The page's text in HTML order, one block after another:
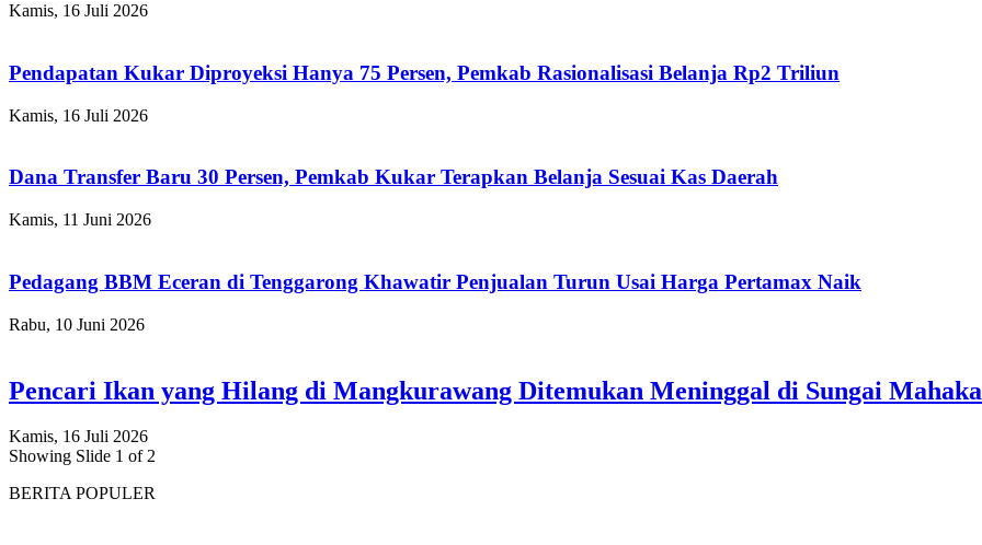
Kamis, 16 Juli 2026
Pendapatan Kukar Diproyeksi Hanya 75 Persen, Pemkab Rasionalisasi Belanja Rp2 Triliun
Kamis, 16 Juli 2026
Dana Transfer Baru 30 Persen, Pemkab Kukar Terapkan Belanja Sesuai Kas Daerah
Kamis, 11 Juni 2026
Pedagang BBM Eceran di Tenggarong Khawatir Penjualan Turun Usai Harga Pertamax Naik
Rabu, 10 Juni 2026
Pencari Ikan yang Hilang di Mangkurawang Ditemukan Meninggal di Sungai
Kamis, 16 Juli 2026
Showing Slide 1 of 2
BERITA POPULER